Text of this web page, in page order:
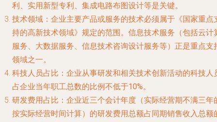
利、实用新型专利、集成电路布图设计等是关键。
技术领域 ：企业主要产品或服务的技术必须属于《国家重点
持的高新技术领域》规定的范围。 信息技术服务 （包括云计
服务、大数据服务、信息技术咨询设计服务等）正是重点支
领域之一。
科技人员占比 ：企业从事研发和相关技术创新活动的科技人
占企业当年职工总数的比例不低于10%。
研发费用占比 ：企业近三个会计年度（实际经营期不满三年
按实际经营时间计算）的研发费用总额占同期销售收入总额